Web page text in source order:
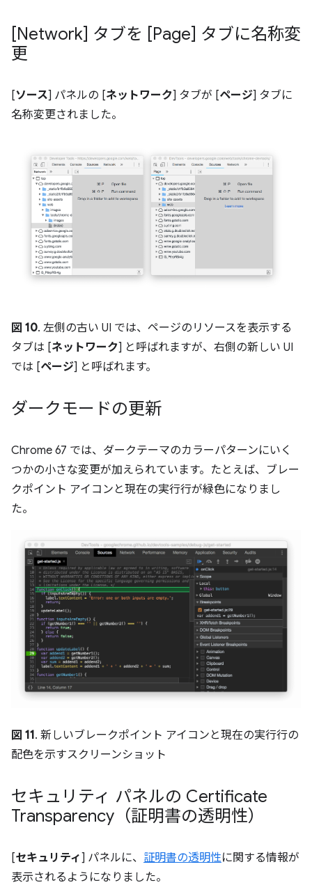
[Network] タブを [Page] タブに名称変
更
[ソース] パネルの [ネットワーク] タブが [ページ] タブに
名称変更されました。
図 10. 左側の古い UI では、ページのリソースを表示する
タブは [ネットワーク] と呼ばれますが、右側の新しい UI
では [ページ] と呼ばれます。
ダークモードの更新
Chrome 67 では、ダークテーマのカラーパターンにいく
つかの小さな変更が加えられています。たとえば、ブレー
クポイント アイコンと現在の実行行が緑色になりまし
た。
図 11. 新しいブレークポイント アイコンと現在の実行行の
配色を示すスクリーンショット
セキュリティ パネルの Certificate
Transparency（証明書の透明性）
[セキュリティ] パネルに、 証明書の透明性に関する情報が
表示されるようになりました。